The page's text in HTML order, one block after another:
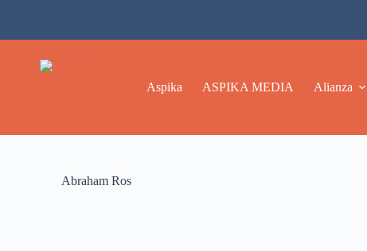
Aspika ASPIKA MEDIA Alianza
Abraham Ros